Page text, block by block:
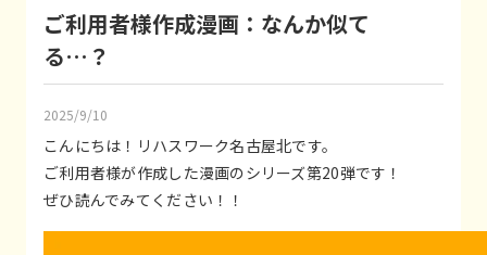
ご利用者様作成漫画：なんか似て
る…？
2025/9/10
こんにちは！リハスワーク名古屋北です。
ご利用者様が作成した漫画のシリーズ第20弾です！
ぜひ読んでみてください！！